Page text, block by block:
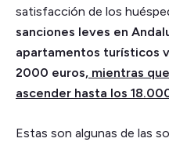
satisfacción de los
sanciones leves en
apartamentos turísticos
2000 euros, mientras
ascender hasta los
Estas son algunas de las